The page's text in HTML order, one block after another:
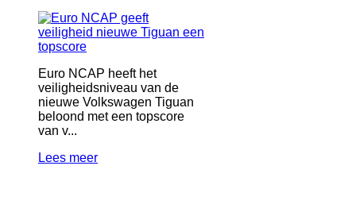
Euro NCAP heeft het
veiligheidsniveau van de
nieuwe Volkswagen Tiguan
beloond met een topscore
van v...
Lees meer